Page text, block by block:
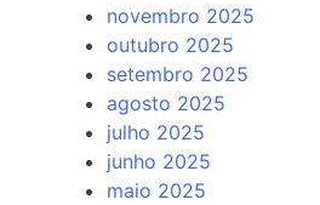
novembro 2025
outubro 2025
setembro 2025
agosto 2025
julho 2025
junho 2025
maio 2025